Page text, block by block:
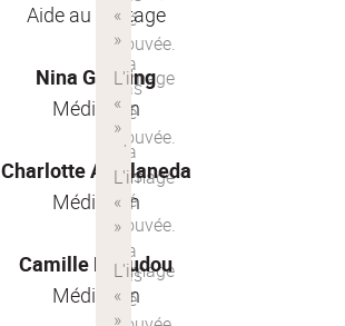
Aide au pilotage
Nina Gasking
Médiation
Charlotte Avellaneda
Médiation
Camille Beaudou
Médiation